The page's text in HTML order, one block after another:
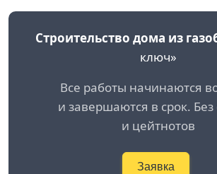
Строительство дома из
ключ»
Все работы начинаются
и завершаются в срок.
и цейтнотов
Заявка